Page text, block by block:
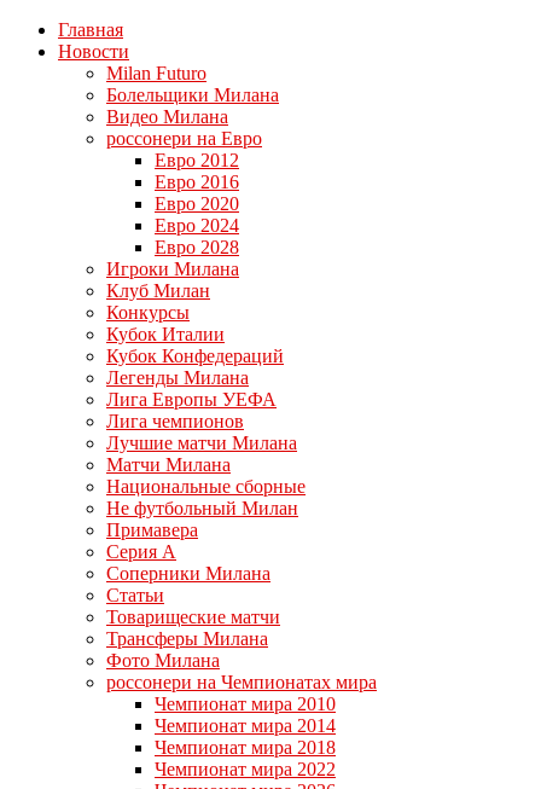
Главная
Новости
Milan Futuro
Болельщики Милана
Видео Милана
россонери на Евро
Евро 2012
Евро 2016
Евро 2020
Евро 2024
Евро 2028
Игроки Милана
Клуб Милан
Конкурсы
Кубок Италии
Кубок Конфедераций
Легенды Милана
Лига Европы УЕФА
Лига чемпионов
Лучшие матчи Милана
Матчи Милана
Национальные сборные
Не футбольный Милан
Примавера
Серия А
Соперники Милана
Статьи
Товарищеские матчи
Трансферы Милана
Фото Милана
россонери на Чемпионатах мира
Чемпионат мира 2010
Чемпионат мира 2014
Чемпионат мира 2018
Чемпионат мира 2022